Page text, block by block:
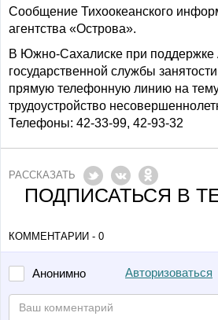
Сообщение Тихоокеанского
агентства «Острова».
В Южно-Сахалиске при поддержке
государственной службы
прямую телефонную линию на
трудоустройство
Телефоны: 42-33-99, 42-93-32
РАССКАЗАТЬ
ПОДПИСАТЬСЯ В
КОММЕНТАРИИ - 0
Анонимно Авторизоваться